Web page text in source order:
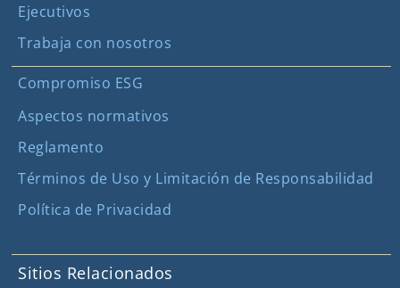
Ejecutivos
Trabaja con nosotros
Compromiso ESG
Aspectos normativos
Reglamento
Términos de Uso y Limitación de Responsabilidad
Política de Privacidad
Sitios Relacionados